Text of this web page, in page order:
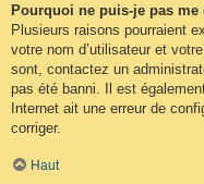
Pourquoi ne puis-je pas me
Plusieurs raisons pourraient
votre nom d’utilisateur et
sont, contactez un
pas été banni. Il est
Internet ait une erreur de
corriger.
Haut